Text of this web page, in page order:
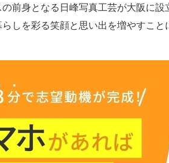
の前身となる日峰写真工芸が大阪に
しを彩る笑顔と思い出を増やすこと